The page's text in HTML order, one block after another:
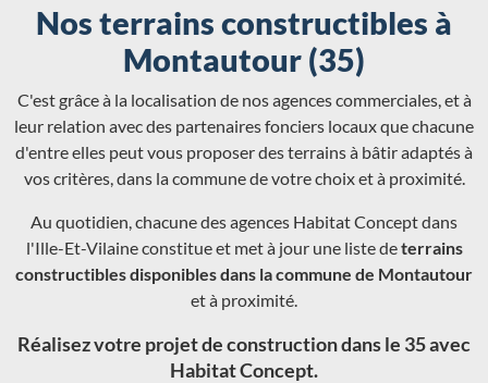
Nos terrains constructibles à
Montautour (35)
C'est grâce à la localisation de nos agences commerciales, et à
leur relation avec des partenaires fonciers locaux que chacune
d'entre elles peut vous proposer des terrains à bâtir adaptés à
vos critères, dans la commune de votre choix et à proximité.
Au quotidien, chacune des agences Habitat Concept dans
l'Ille-Et-Vilaine constitue et met à jour une liste deterrains
constructibles disponibles dans la commune de Montautour
et à proximité.
Réalisez votre projet de construction dans le 35 avec
Habitat Concept.